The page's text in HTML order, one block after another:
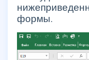
формы.